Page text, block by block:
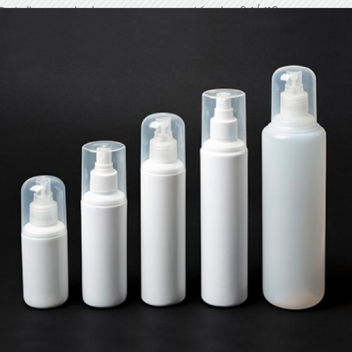
ovaladas con rosca estándar 24/410.